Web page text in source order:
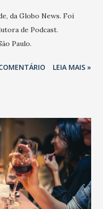
da Globo News. Foi
de Podcast.
Paulo.
LEIA MAIS »